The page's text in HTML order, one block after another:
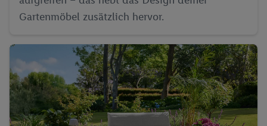
Gartenmöbel zusätzlich hervor.